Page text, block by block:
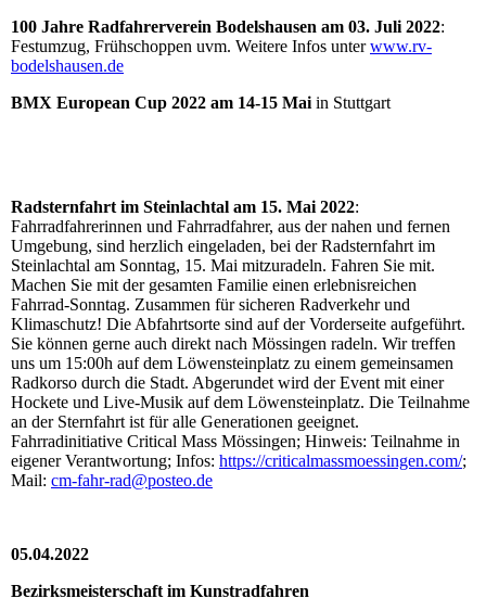
100 Jahre Radfahrerverein Bodelshausen am 03. Juli 2022:
Festumzug, Frühschoppen uvm. Weitere Infos unterwww.rv-
bodelshausen.de
BMX European Cup 2022 am 14-15 Mai in Stuttgart
Radsternfahrt im Steinlachtal am 15. Mai 2022:
Fahrradfahrerinnen und Fahrradfahrer, aus der nahen und fernen
Umgebung, sind herzlich eingeladen, bei der Radsternfahrt im
Steinlachtal am Sonntag, 15. Mai mitzuradeln. Fahren Sie mit.
Machen Sie mit der gesamten Familie einen erlebnisreichen
Fahrrad-Sonntag. Zusammen für sicheren Radverkehr und
Klimaschutz! Die Abfahrtsorte sind auf der Vorderseite aufgeführt.
Sie können gerne auch direkt nach Mössingen radeln. Wir treffen
uns um 15:00h auf dem Löwensteinplatz zu einem gemeinsamen
Radkorso durch die Stadt. Abgerundet wird der Event mit einer
Hockete und Live-Musik auf dem Löwensteinplatz. Die Teilnahme
an der Sternfahrt ist für alle Generationen geeignet.
Fahrradinitiative Critical Mass Mössingen; Hinweis: Teilnahme in
eigener Verantwortung; Infos: https://criticalmassmoessingen.com/;
Mail: cm-fahr-rad@posteo.de
05.04.2022
Bezirksmeisterschaft im Kunstradfahren